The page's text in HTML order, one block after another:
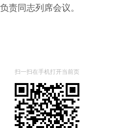
同志列席会议。
扫一扫在手机打开当前页